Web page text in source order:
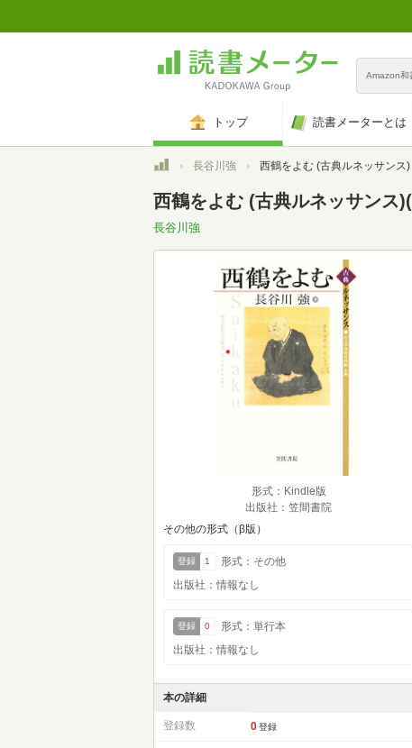
Amazon和
トップ 読書メーターとは
トップ長谷川強 西鶴をよむ (古典ルネッサンス)
西鶴をよむ (古典ルネッサンス
長谷川強
形式：Kindle版
出版社：笠間書院
その他の形式（β版）
登録 1
形式：その他
出版社：情報なし
登録 0
形式：単行本
出版社：情報なし
本の詳細
登録数 0 登録